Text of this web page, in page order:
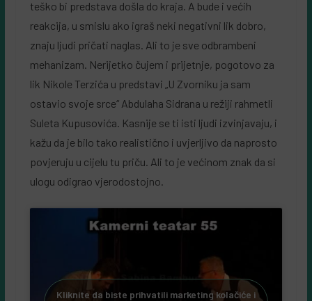
teško bi predstava došla do kraja. A bude i većih
reakcija, u smislu ako igraš neki negativni lik dobro,
znaju ljudi pričati naglas. Ali to je sve odbrambeni
mehanizam. Nerijetko čujem i prijetnje, pogotovo za
lik Nikole Terzića u predstavi „U Zvorniku ja sam
ostavio svoje srce“ Abdulaha Sidrana u režiji rahmetli
Suleta Kupusovića. Kasnije se ti isti ljudi izvinjavaju, i
kažu da je bilo tako realistično i uvjerljivo da naprosto
povjeruju u cijelu tu priču. Ali to je većinom znak da si
ulogu odigrao vjerodostojno.
Kliknite da biste prihvatili marketing kolačiće i